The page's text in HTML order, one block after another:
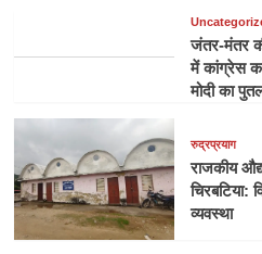
जंतर-मंतर
में कांग्रेस
मोदी का
रुद्रप्रयाग
राजकीय
चिरबटिया:
व्यवस्था